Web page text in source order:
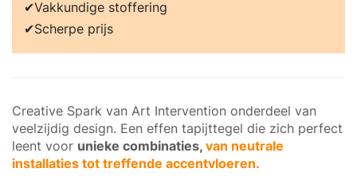
Vakkundige stoffering
Scherpe prijs
Creative Spark van Art Intervention onderdeel van
veelzijdig design. Een effen tapijttegel die zich perfect
leent voor unieke combinaties, van neutrale
installaties tot treffende accentvloeren.